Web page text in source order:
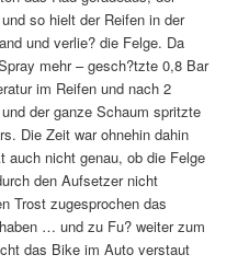
so hielt der Reifen in der
und verlie? die Felge. Da
mehr – gesch?tzte 0,8 Bar
im Reifen und nach 2
der ganze Schaum spritzte
Die Zeit war ohnehin dahin
auch nicht genau, ob die Felge
den Aufsetzer nicht
Trost zugesprochen das
… und zu Fu? weiter zum
das Bike im Auto verstaut